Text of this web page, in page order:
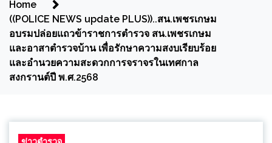
Home
((POLICE NEWS update PLUS))..สน.เพชรเกษม
อบรมปล่อยแถวข้าราชการตำรวจ สน.เพชรเกษม
และอาสาตำรวจบ้าน เพื่อรักษาความสงบเรียบร้อย
และอำนวยความสะดวกการจราจรในเทศกาล
สงกรานต์ปี พ.ศ.2568